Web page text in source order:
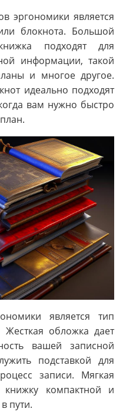
эргономики является
блокнота. Большой
подходят для
информации, такой
и многое другое.
идеально подходят
вам нужно быстро
является тип
обложка дает
вашей записной
подставкой для
записи. Мягкая
книжку компактной и
пути.